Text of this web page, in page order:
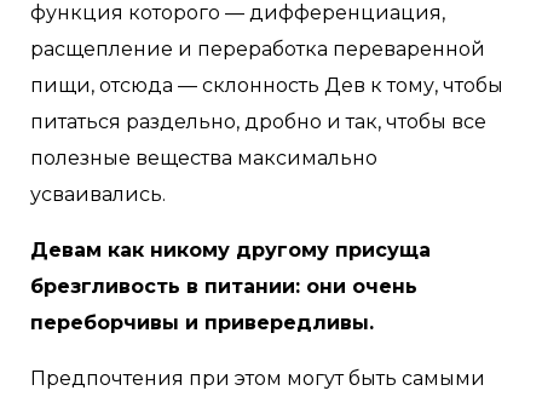
функция которого — дифференциация,
расщепление и переработка переваренной
пищи, отсюда — склонность Дев к тому, чтобы
питаться раздельно, дробно и так, чтобы все
полезные вещества максимально
усваивались.
Девам как никому другому присуща
брезгливость в питании: они очень
переборчивы и привередливы.
Предпочтения при этом могут быть самыми